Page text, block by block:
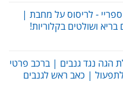
- לריסוס על מחבת |
ושולטים בקלוריות!
הגה נגד גנבים | ברכב פרטי
| כאב ראש לגנבים